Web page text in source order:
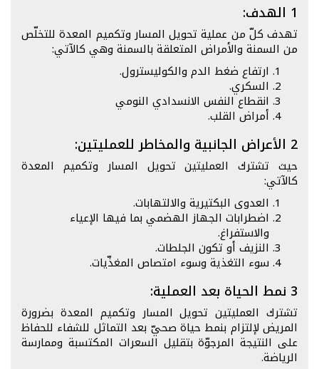
1 الهدف:
تهدف كلّ من عملية تحويل المسار وتكميم المعدة للتخلّص
من السمنة والأمراض المتعلقة بالسمنة وهي كالآتي:
ارتفاع ضغط الدم والكوليسترول.
السكري.
انقطاع النفس الانسدادي النومي
أمراض القلب.
2 الأعراض الجانبية والمخاطر للعمليتين:
حيث تشترك العمليتين تحويل المسار وتكميم المعدة
كالآتي:
العدوى البكتيرية والالتهابات.
اضطرابات الجهاز الهضمي بما فيها الإعياء
والاستفراغ.
النزيف أو تكون الجلطات.
سوء التغذية وسوء امتصاص المغذّيات.
3 نمط الحياة بعد العملية:
تشترك العمليتين تحويل المسار وتكميم المعدة بضرورة
المريض لإلتزام بنمط حياة صحيّ بعد التماثل للشفاء للحفاظ
على النتيجة المرجوّة بتقليل السعرات المكتسبة وممارسة
الرياضة.